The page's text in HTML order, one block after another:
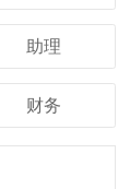
助理
财务